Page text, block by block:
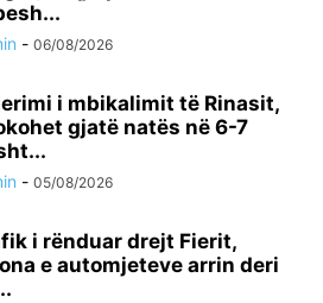
- 06/08/2026
i mbikalimit të Rinasit,
gjatë natës në 6-7
- 05/08/2026
i rënduar drejt Fierit,
e automjeteve arrin deri